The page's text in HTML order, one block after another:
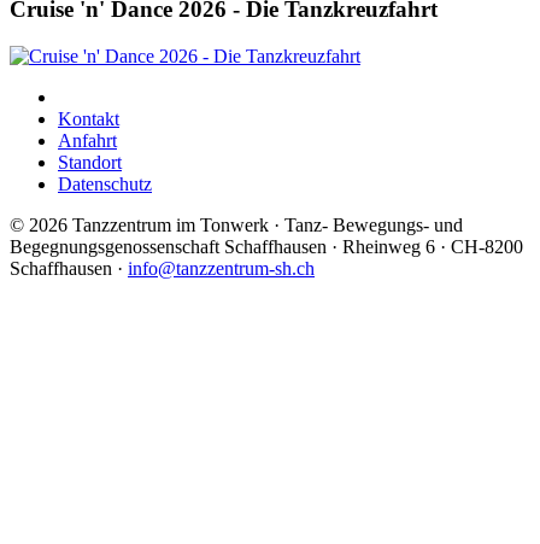
Cruise 'n' Dance 2026 - Die Tanzkreuzfahrt
Kontakt
Anfahrt
Standort
Datenschutz
© 2026 Tanzzentrum im Tonwerk · Tanz- Bewegungs- und
Begegnungsgenossenschaft Schaffhausen · Rheinweg 6 · CH-8200
Schaffhausen · info@tanzzentrum-sh.ch